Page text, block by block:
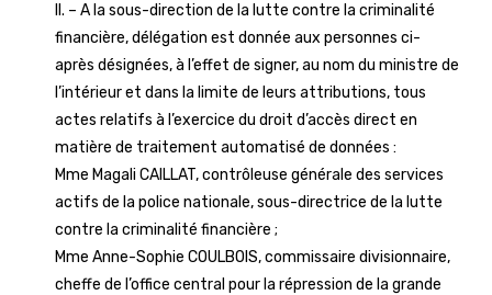
II. – A la sous-direction de la lutte contre la criminalité
financière, délégation est donnée aux personnes ci-
après désignées, à l’effet de signer, au nom du ministre de
l’intérieur et dans la limite de leurs attributions, tous
actes relatifs à l’exercice du droit d’accès direct en
matière de traitement automatisé de données :
Mme Magali CAILLAT, contrôleuse générale des services
actifs de la police nationale, sous-directrice de la lutte
contre la criminalité financière ;
Mme Anne-Sophie COULBOIS, commissaire divisionnaire,
cheffe de l’office central pour la répression de la grande